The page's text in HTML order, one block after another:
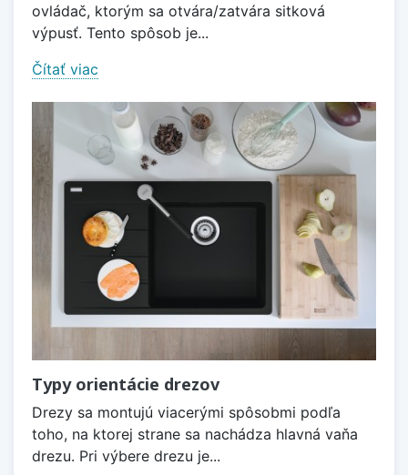
ovládač, ktorým sa otvára/zatvára sitková
výpusť. Tento spôsob je...
Čítať viac
Typy orientácie drezov
Drezy sa montujú viacerými spôsobmi podľa
toho, na ktorej strane sa nachádza hlavná vaňa
drezu. Pri výbere drezu je...